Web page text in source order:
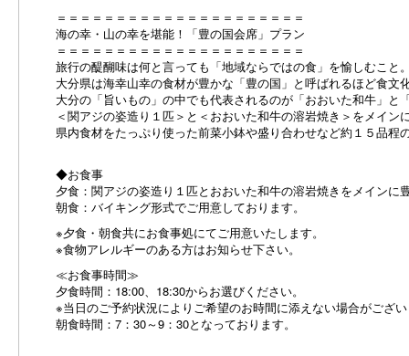
＝＝＝＝＝＝＝＝＝＝＝＝＝＝＝＝＝＝＝＝＝
海の幸・山の幸を堪能！「豊の国会席」プラン
＝＝＝＝＝＝＝＝＝＝＝＝＝＝＝＝＝＝＝＝＝
旅行の醍醐味は何と言っても「地域ならではの食」を愉しむこと
大分県は海幸山幸の食材が豊かな「豊の国」と呼ばれるほど食文
大分の「旨いもの」の中でも代表されるのが「おおいた和牛」と
＜関アジの姿造り１匹＞と＜おおいた和牛の溶岩焼き＞をメイン
県内食材をたっぷり使った前菜小鉢や盛り合わせなど約１５品程
◆お食事
夕食：関アジの姿造り１匹とおおいた和牛の溶岩焼きをメインに
朝食：バイキング形式でご用意しております。
※夕食・朝食共にお食事処にてご用意いたします。
※食物アレルギーのある方はお知らせ下さい。
≪お食事時間≫
夕食時間：18:00、18:30からお選びください。
※当日のご予約状況によりご希望のお時間に添えない場合がござ
朝食時間：7：30～9：30となっております。